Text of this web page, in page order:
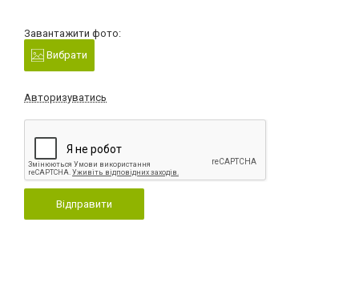
Завантажити фото:
Вибрати
Авторизуватись
Відправити